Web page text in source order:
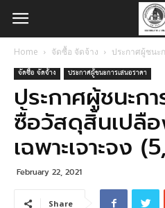
Home จัดซื้อ จัดจ้าง ประกาศผู้ชนะ
จัดซื้อ จัดจ้าง ประกาศผู้ชนะการเสนอราคา
ประกาศผู้ชนะก
ซื้อวัสดุสิ้นเปลื
เฉพาะเจาะจง
February 22, 2021
Share